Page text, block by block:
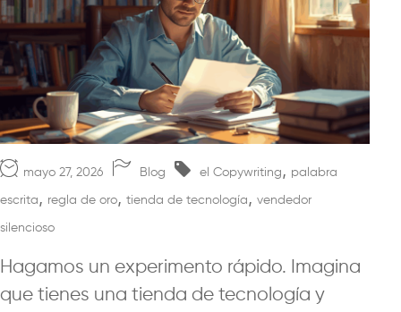
mayo 27, 2026 Blog el Copywriting , palabra
escrita , regla de oro, tienda de tecnología , vendedor
silencioso
Hagamos un experimento rápido. Imagina
que tienes una tienda de tecnología y